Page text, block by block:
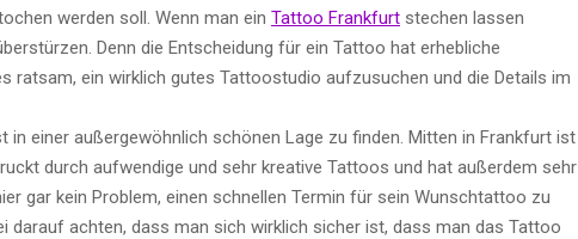
werden soll. Wenn man ein Tattoo Frankfurt stechen lassen
Denn die Entscheidung für ein Tattoo hat erhebliche
ratsam, ein wirklich gutes Tattoostudio aufzusuchen und die Details im
in einer außergewöhnlich schönen Lage zu finden. Mitten in Frankfurt ist
durch aufwendige und sehr kreative Tattoos und hat außerdem sehr
gar kein Problem, einen schnellen Termin für sein Wunschtattoo zu
darauf achten, dass man sich wirklich sicher ist, dass man das Tattoo